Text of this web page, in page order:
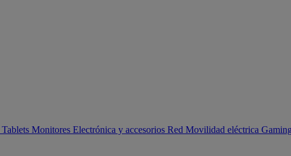
Tablets Monitores Electrónica y accesorios Red Movilidad eléctrica